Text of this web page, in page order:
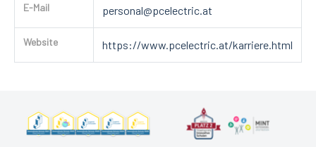
E-Mail personal@pcelectric.at
Website https://www.pcelectric.at/karriere.html